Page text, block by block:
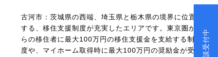
古河市：茨城県の西端、埼玉県と栃木県の境界に位置
する、移住支援制度が充実したエリアです。東京圏か
らの移住者に最大100万円の移住支援金を支給する制
度や、マイホーム取得時に最大100万円の奨励金が受